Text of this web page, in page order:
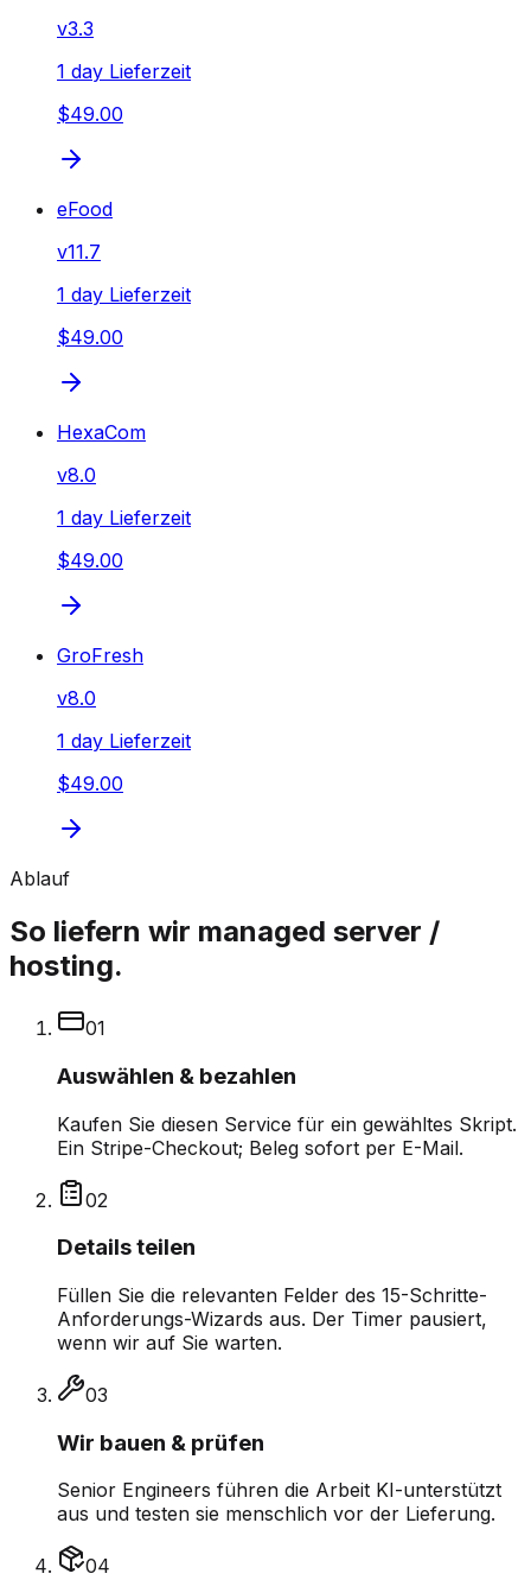
v3.3
1 day Lieferzeit
$49.00
eFood
v11.7
1 day Lieferzeit
$49.00
HexaCom
v8.0
1 day Lieferzeit
$49.00
GroFresh
v8.0
1 day Lieferzeit
$49.00
Ablauf
So liefern wir managed server /
hosting.
01
Auswählen & bezahlen
Kaufen Sie diesen Service für ein gewähltes Skript.
Ein Stripe-Checkout; Beleg sofort per E-Mail.
02
Details teilen
Füllen Sie die relevanten Felder des 15-Schritte-
Anforderungs-Wizards aus. Der Timer pausiert,
wenn wir auf Sie warten.
03
Wir bauen & prüfen
Senior Engineers führen die Arbeit KI-unterstützt
aus und testen sie menschlich vor der Lieferung.
04